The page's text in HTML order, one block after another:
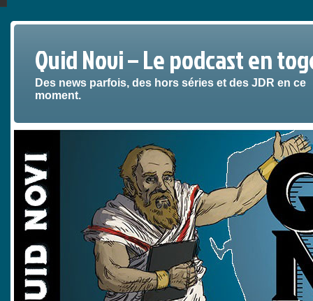
Quid Novi – Le podcast en
Des news parfois, des hors séries et des JDR en ce
moment.